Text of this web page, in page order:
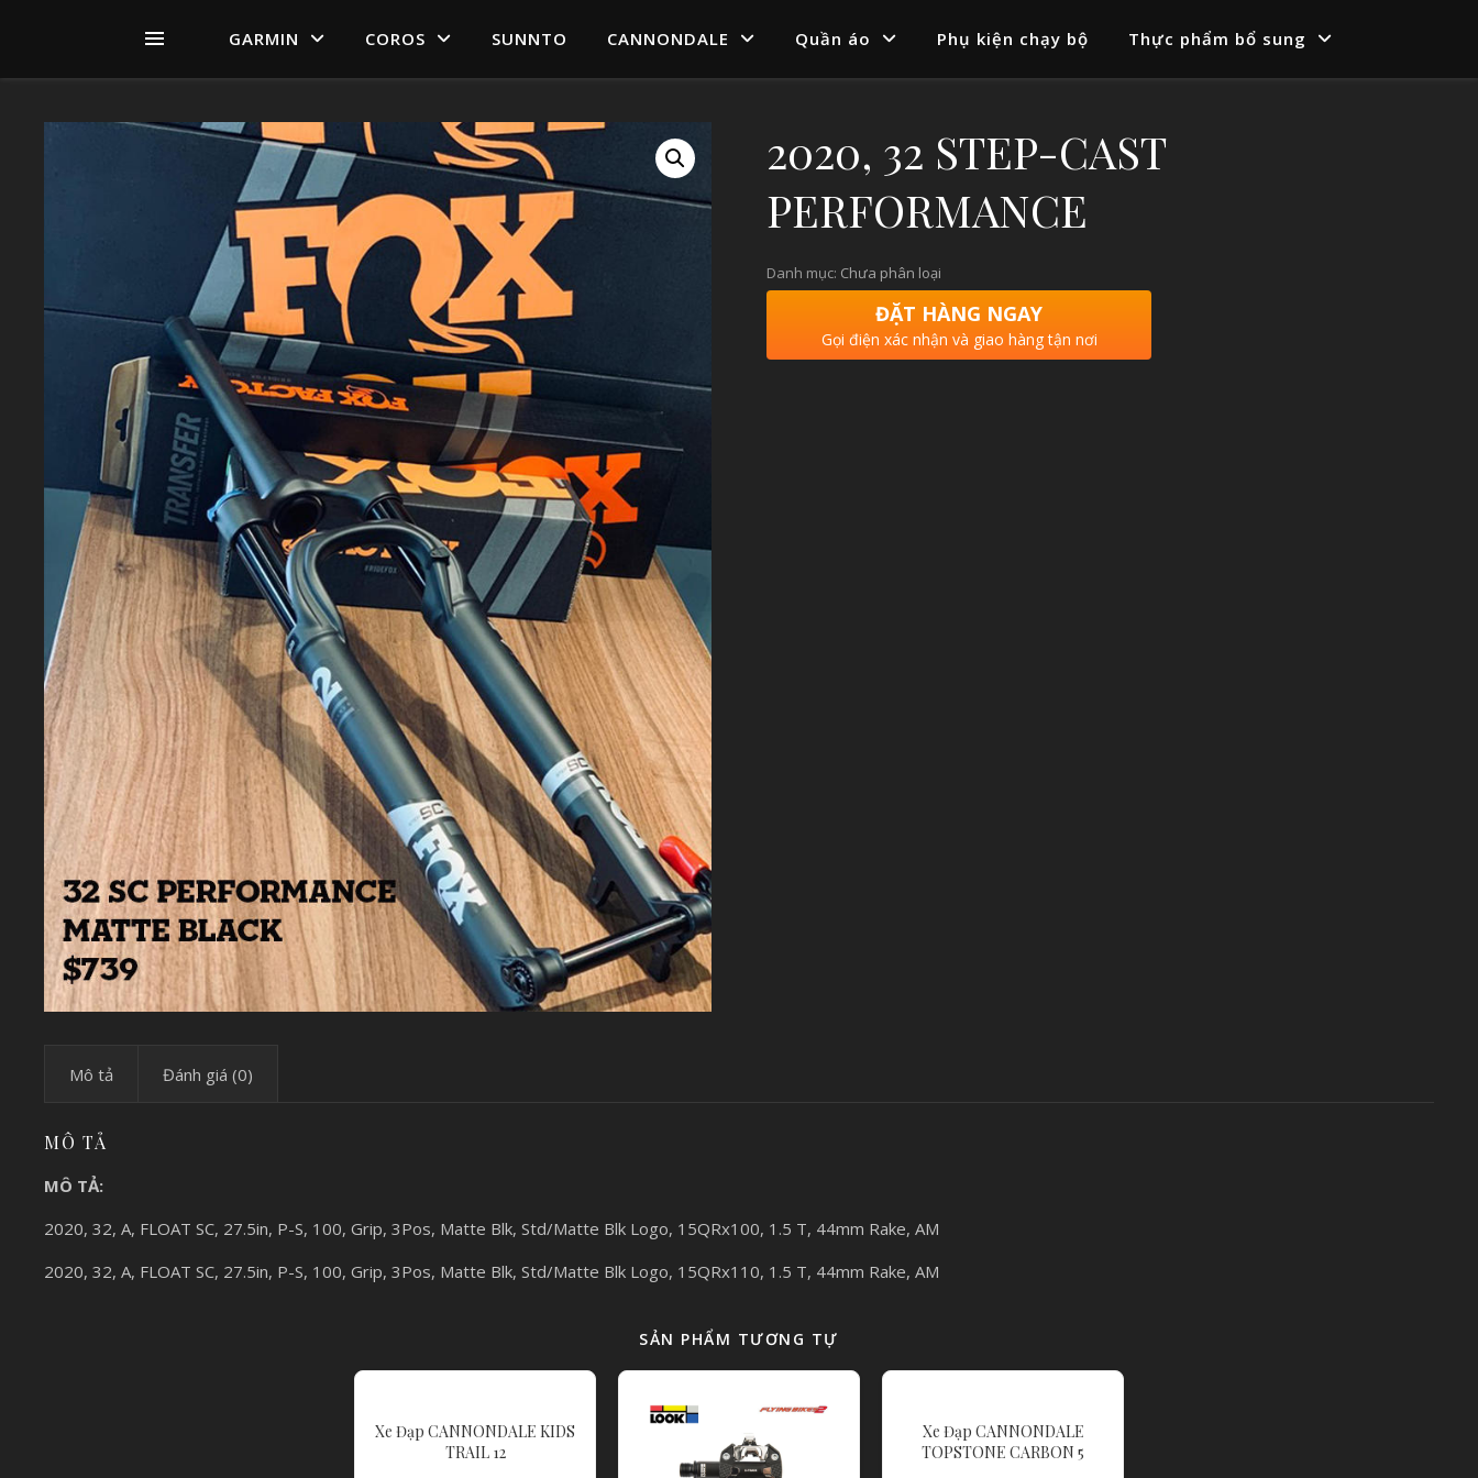
GARMIN COROS SUNNTO CANNONDALE Quần áo Phụ kiện chạy bộ Thực phẩm bổ sung
2020, 32 STEP-CAST
PERFORMANCE
Danh mục: Chưa phân loại
ĐẶT HÀNG NGAY
Gọi điện xác nhận và giao hàng tận nơi
Mô tả Đánh giá (0)
MÔ TẢ
MÔ TẢ:
2020, 32, A, FLOAT SC, 27.5in, P-S, 100, Grip, 3Pos, Matte Blk, Std/Matte Blk Logo, 15QRx100, 1.5 T, 44mm Rake, AM
2020, 32, A, FLOAT SC, 27.5in, P-S, 100, Grip, 3Pos, Matte Blk, Std/Matte Blk Logo, 15QRx110, 1.5 T, 44mm Rake, AM
SẢN PHẨM TƯƠNG TỰ
Xe Đạp CANNONDALE KIDS
TRAIL 12
Xe Đạp CANNONDALE
TOPSTONE CARBON 5